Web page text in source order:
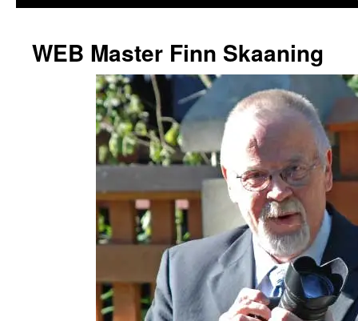
WEB Master Finn Skaaning